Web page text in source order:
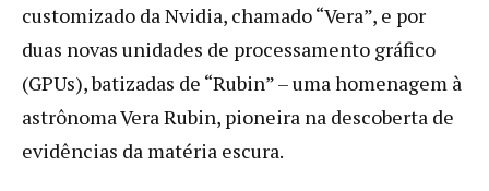
customizado da Nvidia, chamado “Vera”, e por
duas novas unidades de processamento gráfico
(GPUs), batizadas de “Rubin” – uma homenagem à
astrônoma Vera Rubin, pioneira na descoberta de
evidências da matéria escura.